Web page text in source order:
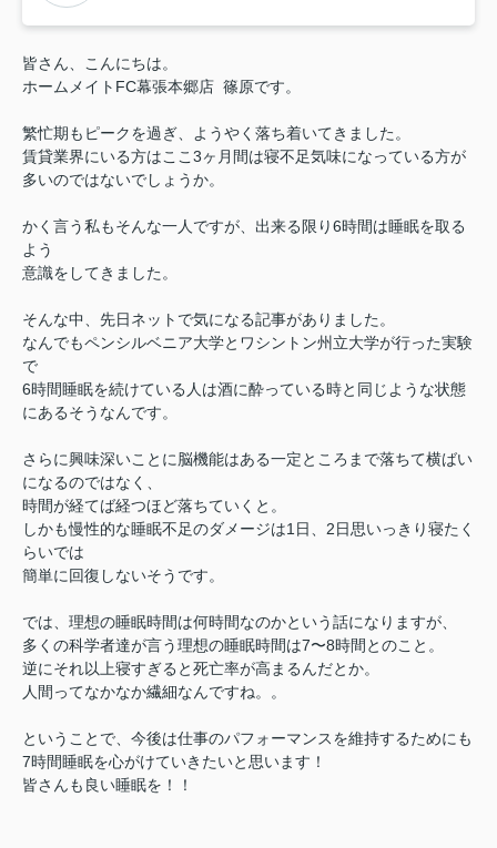
皆さん、こんにちは。
ホームメイトFC幕張本郷店 篠原です。
繁忙期もピークを過ぎ、ようやく落ち着いてきました。
賃貸業界にいる方はここ3ヶ月間は寝不足気味になっている方が
多いのではないでしょうか。
かく言う私もそんな一人ですが、出来る限り6時間は睡眠を取る
よう
意識をしてきました。
そんな中、先日ネットで気になる記事がありました。
なんでもペンシルベニア大学とワシントン州立大学が行った実験
で
6時間睡眠を続けている人は酒に酔っている時と同じような状態
にあるそうなんです。
さらに興味深いことに脳機能はある一定ところまで落ちて横ばい
になるのではなく、
時間が経てば経つほど落ちていくと。
しかも慢性的な睡眠不足のダメージは1日、2日思いっきり寝たく
らいでは
簡単に回復しないそうです。
では、理想の睡眠時間は何時間なのかという話になりますが、
多くの科学者達が言う理想の睡眠時間は7〜8時間とのこと。
逆にそれ以上寝すぎると死亡率が高まるんだとか。
人間ってなかなか繊細なんですね。。
ということで、今後は仕事のパフォーマンスを維持するためにも
7時間睡眠を心がけていきたいと思います！
皆さんも良い睡眠を！！